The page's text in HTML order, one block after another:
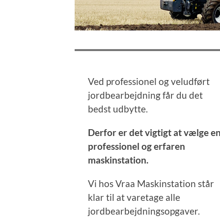
Ved professionel og veludført
jordbearbejdning får du det
bedst udbytte.
Derfor er det vigtigt at vælge
professionel og erfaren
maskinstation.
Vi hos Vraa Maskinstation står
klar til at varetage alle
jordbearbejdningsopgaver.